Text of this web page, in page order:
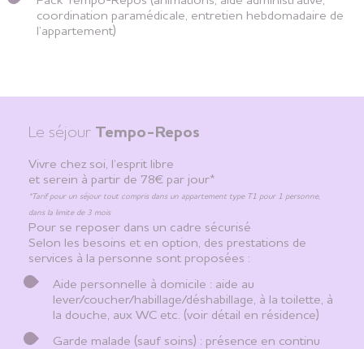
coordination paramédicale, entretien hebdomadaire de
l’appartement)
Le séjour Tempo-Repos
Vivre chez soi, l’esprit libre
et serein à partir de 78€ par jour*
*Tarif pour un séjour tout compris dans un appartement type T1 pour 1 personne,
dans la limite de 3 mois
Pour se reposer dans un cadre sécurisé
Selon les besoins et en option, des prestations de
services à la personne sont proposées :
Aide personnelle à domicile : aide au
lever/coucher/habillage/déshabillage, à la toilette, à
la douche, aux WC etc. (voir détail en résidence)
Garde malade (sauf soins) : présence en continu